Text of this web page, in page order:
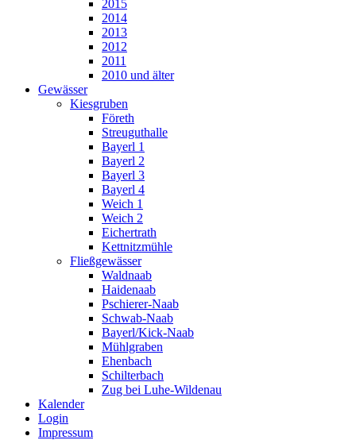
2015
2014
2013
2012
2011
2010 und älter
Gewässer
Kiesgruben
Företh
Streuguthalle
Bayerl 1
Bayerl 2
Bayerl 3
Bayerl 4
Weich 1
Weich 2
Eichertrath
Kettnitzmühle
Fließgewässer
Waldnaab
Haidenaab
Pschierer-Naab
Schwab-Naab
Bayerl/Kick-Naab
Mühlgraben
Ehenbach
Schilterbach
Zug bei Luhe-Wildenau
Kalender
Login
Impressum